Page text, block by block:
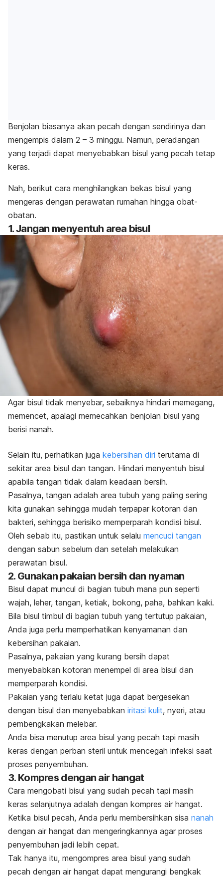
Benjolan biasanya akan pecah dengan sendirinya dan
mengempis dalam 2 – 3 minggu. Namun, peradangan
yang terjadi dapat menyebabkan bisul yang pecah tetap
keras.
Nah, berikut cara menghilangkan bekas bisul yang
mengeras dengan perawatan rumahan hingga obat-
obatan.
1. Jangan menyentuh area bisul
Agar bisul tidak menyebar, sebaiknya hindari memegang,
memencet, apalagi memecahkan benjolan bisul yang
berisi nanah.
Selain itu, perhatikan juga kebersihan diri terutama di
sekitar area bisul dan tangan. Hindari menyentuh bisul
apabila tangan tidak dalam keadaan bersih.
Pasalnya, tangan adalah area tubuh yang paling sering
kita gunakan sehingga mudah terpapar kotoran dan
bakteri, sehingga berisiko memperparah kondisi bisul.
Oleh sebab itu, pastikan untuk selalu mencuci tangan
dengan sabun sebelum dan setelah melakukan
perawatan bisul.
2. Gunakan pakaian bersih dan nyaman
Bisul dapat muncul di bagian tubuh mana pun seperti
wajah, leher, tangan, ketiak, bokong, paha, bahkan kaki.
Bila bisul timbul di bagian tubuh yang tertutup pakaian,
Anda juga perlu memperhatikan kenyamanan dan
kebersihan pakaian.
Pasalnya, pakaian yang kurang bersih dapat
menyebabkan kotoran menempel di area bisul dan
memperparah kondisi.
Pakaian yang terlalu ketat juga dapat bergesekan
dengan bisul dan menyebabkan iritasi kulit, nyeri, atau
pembengkakan melebar.
Anda bisa menutup area bisul yang pecah tapi masih
keras dengan perban steril untuk mencegah infeksi saat
proses penyembuhan.
3. Kompres dengan air hangat
Cara mengobati bisul yang sudah pecah tapi masih
keras selanjutnya adalah dengan kompres air hangat.
Ketika bisul pecah, Anda perlu membersihkan sisa nanah
dengan air hangat dan mengeringkannya agar proses
penyembuhan jadi lebih cepat.
Tak hanya itu, mengompres area bisul yang sudah
pecah dengan air hangat dapat mengurangi bengkak